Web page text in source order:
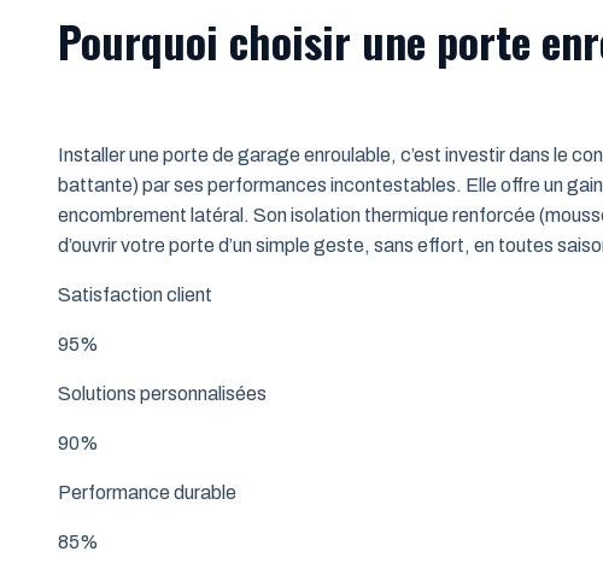
Pourquoi choisir une porte
Installer une porte de garage enroulable, c’est investir dans le
battante) par ses performances incontestables. Elle offre un
encombrement latéral. Son isolation thermique renforcée
d’ouvrir votre porte d’un simple geste, sans effort, en toutes
Satisfaction client
95%
Solutions personnalisées
90%
Performance durable
85%